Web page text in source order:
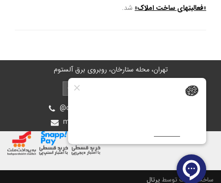
«فعالیتهای ساخت املاک»شد.
تهران، محله ستارخان، روبروی برق آلستوم
ساخت سایت توسطپرتال